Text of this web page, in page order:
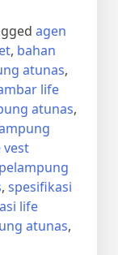
agen
, bahan
atunas,
life
atunas,
vest
pelampung
, spesifikasi
life
atunas,